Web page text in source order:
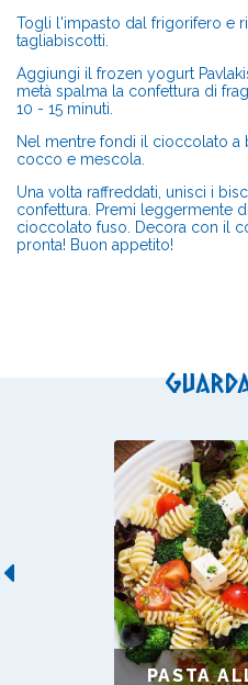
Togli l'impasto dal frigorifero e
tagliabiscotti.
Aggiungi il frozen yogurt
metà spalma la confettura di
10 - 15 minuti.
Nel mentre fondi il cioccolato a
cocco e mescola.
Una volta raffreddati, unisci i
confettura. Premi leggermente
cioccolato fuso. Decora con il
pronta! Buon appetito!
Previous
PASTA